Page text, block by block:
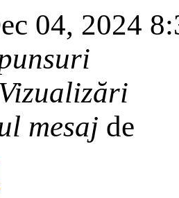
04, 2024
Vizualizări
mesaj de